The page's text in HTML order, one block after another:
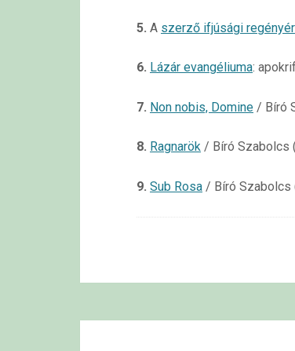
5. A szerző ifjúsági
6. Lázár evangéliuma:
7. Non nobis, Domine / Bíró
8. Ragnarök / Bíró Szabolcs
9. Sub Rosa / Bíró Szabolcs